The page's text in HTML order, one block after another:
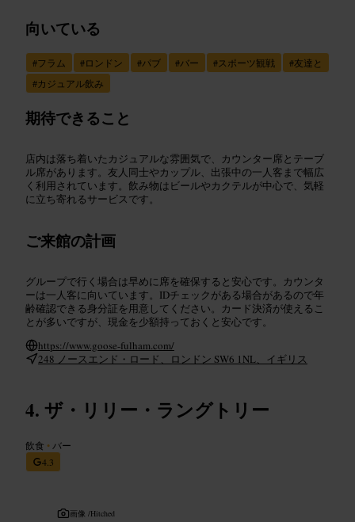
向いている
#フラム #ロンドン #パブ #バー #スポーツ観戦 #友達と
#カジュアル飲み
期待できること
店内は落ち着いたカジュアルな雰囲気で、カウンター席とテーブ
ル席があります。友人同士やカップル、出張中の一人客まで幅広
く利用されています。飲み物はビールやカクテルが中心で、気軽
に立ち寄れるサービスです。
ご来館の計画
グループで行く場合は早めに席を確保すると安心です。カウンタ
ーは一人客に向いています。IDチェックがある場合があるので年
齢確認できる身分証を用意してください。カード決済が使えるこ
とが多いですが、現金を少額持っておくと安心です。
https://www.goose-fulham.com/
248 ノースエンド・ロード、ロンドン SW6 1NL、イギリス
ザ・リリー・ラングトリー
飲食 • バー
4.3
画像 /Hitched